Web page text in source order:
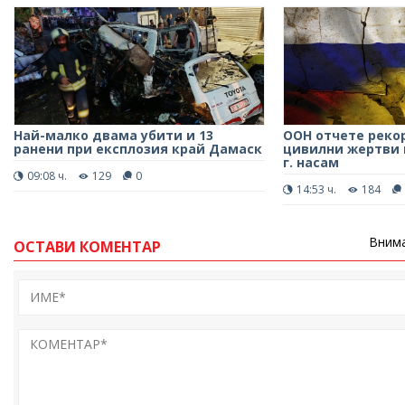
Най-малко двама убити и 13
ранени при експлозия край Дамаск
09:08 ч. 129 0
ООН отчете
цивилни жертви
г. насам
14:53 ч. 184
ОСТАВИ КОМЕНТАР